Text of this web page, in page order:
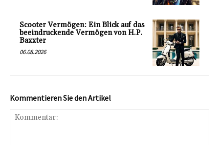
Scooter Vermögen: Ein Blick auf das
beeindruckende Vermögen von H.P.
Baxxter
06.08.2026
Kommentieren Sie den Artikel